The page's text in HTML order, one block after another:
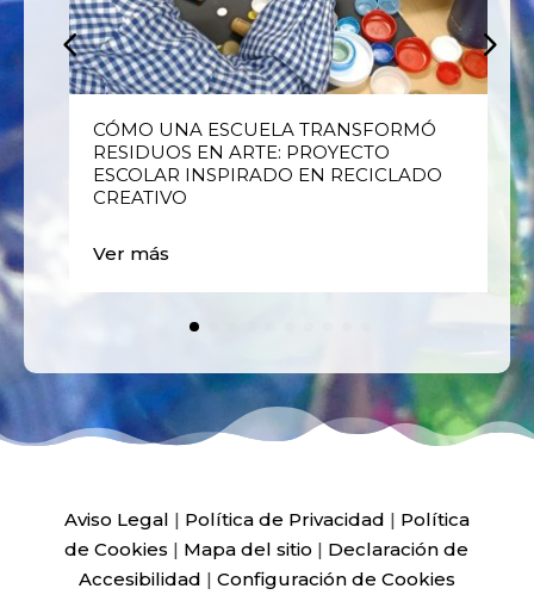
CÓMO UNA ESCUELA TRANSFORMÓ
RESIDUOS EN ARTE: PROYECTO
ESCOLAR INSPIRADO EN RECICLADO
CREATIVO
Ver más
Aviso Legal | Política de Privacidad | Política
de Cookies | Mapa del sitio | Declaración de
Accesibilidad | Configuración de Cookies